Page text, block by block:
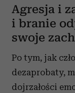
Agresja i
i branie
swoje
Po tym, jak
dezaprobaty,
dojrzałości